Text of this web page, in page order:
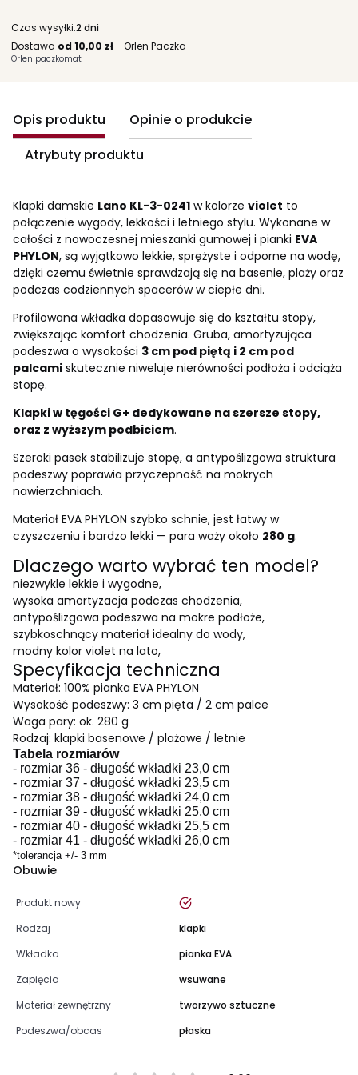
Czas wysyłki:2 dni
Dostawa od 10,00 zł- Orlen Paczka
Orlen paczkomat
Opis produktu
Opinie o produkcie
Atrybuty produktu
Klapki damskie Lano KL-3-0241 w kolorze violet to
połączenie wygody, lekkości i letniego stylu. Wykonane w
całości z nowoczesnej mieszanki gumowej i pianki EVA
PHYLON, są wyjątkowo lekkie, sprężyste i odporne na wodę,
dzięki czemu świetnie sprawdzają się na basenie, plaży oraz
podczas codziennych spacerów w ciepłe dni.
Profilowana wkładka dopasowuje się do kształtu stopy,
zwiększając komfort chodzenia. Gruba, amortyzująca
podeszwa o wysokości 3 cm pod piętą i 2 cm pod
palcami skutecznie niweluje nierówności podłoża i odciąża
stopę.
Klapki w tęgości G+ dedykowane na szersze stopy,
oraz z wyższym podbiciem.
Szeroki pasek stabilizuje stopę, a antypoślizgowa struktura
podeszwy poprawia przyczepność na mokrych
nawierzchniach.
Materiał EVA PHYLON szybko schnie, jest łatwy w
czyszczeniu i bardzo lekki — para waży około 280 g.
Dlaczego warto wybrać ten model?
niezwykle lekkie i wygodne,
wysoka amortyzacja podczas chodzenia,
antypoślizgowa podeszwa na mokre podłoże,
szybkoschnący materiał idealny do wody,
modny kolor violet na lato,
Specyfikacja techniczna
Materiał: 100% pianka EVA PHYLON
Wysokość podeszwy: 3 cm pięta / 2 cm palce
Waga pary: ok. 280 g
Rodzaj: klapki basenowe / plażowe / letnie
Tabela rozmiarów
- rozmiar 36 - długość wkładki 23,0 cm
- rozmiar 37 - długość wkładki 23,5 cm
- rozmiar 38 - długość wkładki 24,0 cm
- rozmiar 39 - długość wkładki 25,0 cm
- rozmiar 40 - długość wkładki 25,5 cm
- rozmiar 41 - długość wkładki 26,0 cm
*tolerancja +/- 3 mm
Obuwie
Produkt nowy
tak
Rodzaj
klapki
Wkładka
pianka EVA
Zapięcia
wsuwane
Materiał zewnętrzny
tworzywo sztuczne
Podeszwa/obcas
płaska